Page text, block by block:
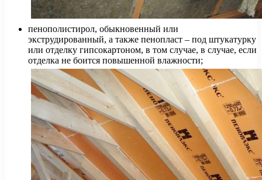
пенополистирол, обыкновенный или
экструдированный, а также пенопласт – под штукатурку
или отделку гипсокартоном, в том случае, в случае, если
отделка не боится повышенной влажности;